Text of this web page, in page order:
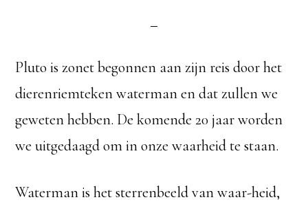
Pluto is zonet begonnen aan zijn reis door het
dierenriemteken waterman en dat zullen we
geweten hebben. De komende 20 jaar worden
we uitgedaagd om in onze waarheid te staan.
Waterman is het sterrenbeeld van waar-heid,